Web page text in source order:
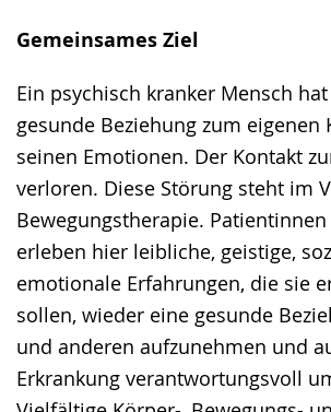
Gemeinsames Ziel
Ein psychisch kranker Mensch
gesunde Beziehung zum eigenen
seinen Emotionen. Der Kontakt
verloren. Diese Störung steht im
Bewegungstherapie.
erleben hier leibliche, geistige,
emotionale Erfahrungen, die sie
sollen, wieder eine gesunde
und anderen aufzunehmen und
Erkrankung verantwortungsvoll